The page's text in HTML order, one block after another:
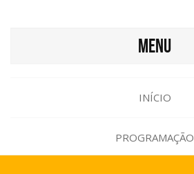
MENU
INÍCIO
PROGRAMAÇÃO